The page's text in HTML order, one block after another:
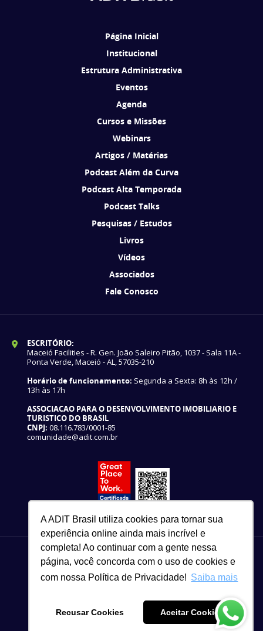
A ADIT Brasil utiliza cookies para tornar sua
experiência online ainda mais incrível e
completa! Ao continuar com a gente nessa
página, você concorda com o uso de cookies e
com nossa Política de Privacidade! Saiba mais
Recusar Cookies Aceitar Cookies
Página Inicial
Institucional
Estrutura Administrativa
Eventos
Agenda
Cursos e Missões
Webinars
Artigos / Matérias
Podcast Além da Curva
Podcast Alta Temporada
Podcast Talks
Pesquisas / Estudos
Livros
Vídeos
Associados
Fale Conosco
ESCRITÓRIO:
Maceió Facilities - R. Gen. João Saleiro Pitão, 1037 - Sala 11A -
Ponta Verde, Maceió - AL, 57035-210
Horário de funcionamento: Segunda a Sexta: 8h às 12h /
13h às 17h
ASSOCIACAO PARA O DESENVOLVIMENTO IMOBILIARIO E
TURISTICO DO BRASIL
CNPJ: 08.116.783/0001-85
comunidade@adit.com.br
Copyright © 2021